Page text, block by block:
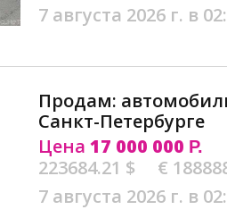
7 августа 2026 г. в
Продам:
Санкт-Петербурге
Цена 17 000 000 Р.
223684.21 $
€
7 августа 2026 г. в